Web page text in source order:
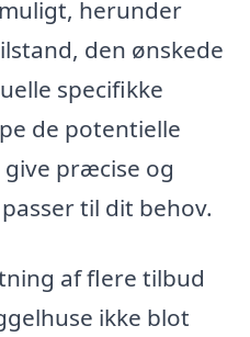
herunder
den ønskede
specifikke
de potentielle
præcise og
til dit behov.
af flere tilbud
ikke blot